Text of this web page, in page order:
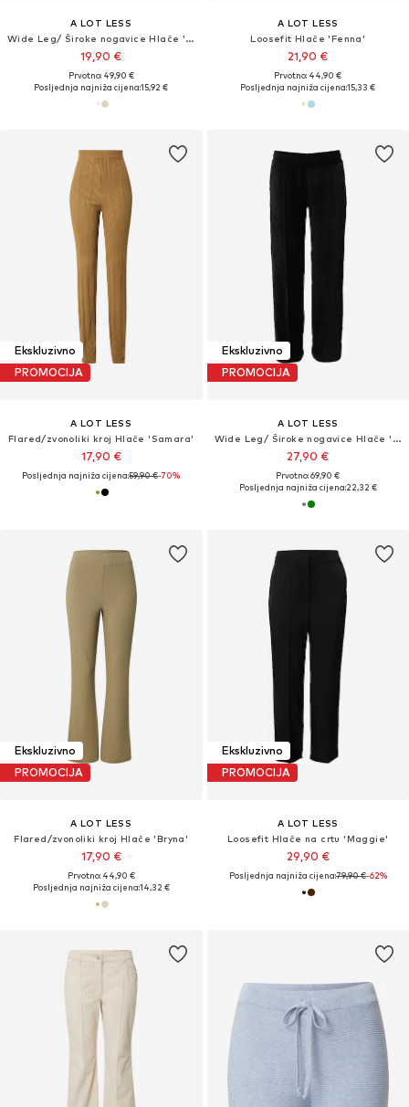
A LOT LESS
Wide Leg/ Široke nogavice Hlače 'Tamlyn'
19,90 €
Prvotno: 49,90 €
Posljednja najniža cijena:15,92 €
A LOT LESS
Loosefit Hlače 'Fenna'
21,90 €
Prvotno: 44,90 €
Posljednja najniža cijena:15,33 €
Ekskluzivno
PROMOCIJA
A LOT LESS
Flared/zvonoliki kroj Hlače 'Samara'
17,90 €
Posljednja najniža cijena:59,90 €-70%
Ekskluzivno
PROMOCIJA
A LOT LESS
Wide Leg/ Široke nogavice Hlače 'Henriette Pants'
27,90 €
Prvotno: 69,90 €
Posljednja najniža cijena:22,32 €
Ekskluzivno
PROMOCIJA
A LOT LESS
Flared/zvonoliki kroj Hlače 'Bryna'
17,90 €
Prvotno: 44,90 €
Posljednja najniža cijena:14,32 €
Ekskluzivno
PROMOCIJA
A LOT LESS
Loosefit Hlače na crtu 'Maggie'
29,90 €
Posljednja najniža cijena:79,90 €-62%